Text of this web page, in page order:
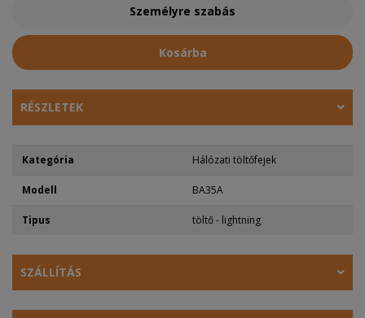
Személyre szabás
Kosárba
RÉSZLETEK
Kategória Hálózati töltőfejek
Modell BA35A
Tipus töltő - lightning
SZÁLLÍTÁS